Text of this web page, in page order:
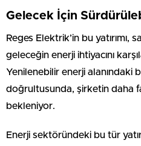
Gelecek İçin
Reges Elektrik’in bu yatırımı,
geleceğin enerji ihtiyacını
Yenilenebilir enerji alanındaki
doğrultusunda, şirketin daha
bekleniyor.
Enerji sektöründeki bu tür